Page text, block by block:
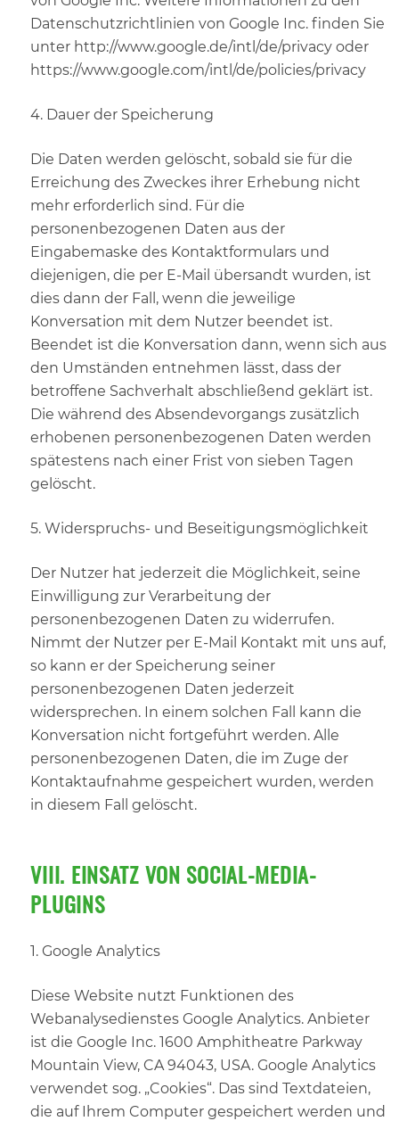
Datenschutzrichtlinien von Google Inc. finden Sie
unter http://www.google.de/intl/de/privacy oder
https://www.google.com/intl/de/policies/privacy
4. Dauer der Speicherung
Die Daten werden gelöscht, sobald sie für die
Erreichung des Zweckes ihrer Erhebung nicht
mehr erforderlich sind. Für die
personenbezogenen Daten aus der
Eingabemaske des Kontaktformulars und
diejenigen, die per E-Mail übersandt wurden, ist
dies dann der Fall, wenn die jeweilige
Konversation mit dem Nutzer beendet ist.
Beendet ist die Konversation dann, wenn sich aus
den Umständen entnehmen lässt, dass der
betroffene Sachverhalt abschließend geklärt ist.
Die während des Absendevorgangs zusätzlich
erhobenen personenbezogenen Daten werden
spätestens nach einer Frist von sieben Tagen
gelöscht.
5. Widerspruchs- und Beseitigungsmöglichkeit
Der Nutzer hat jederzeit die Möglichkeit, seine
Einwilligung zur Verarbeitung der
personenbezogenen Daten zu widerrufen.
Nimmt der Nutzer per E-Mail Kontakt mit uns auf,
so kann er der Speicherung seiner
personenbezogenen Daten jederzeit
widersprechen. In einem solchen Fall kann die
Konversation nicht fortgeführt werden. Alle
personenbezogenen Daten, die im Zuge der
Kontaktaufnahme gespeichert wurden, werden
in diesem Fall gelöscht.
VIII. EINSATZ VON SOCIAL-MEDIA-
PLUGINS
1. Google Analytics
Diese Website nutzt Funktionen des
Webanalysedienstes Google Analytics. Anbieter
ist die Google Inc. 1600 Amphitheatre Parkway
Mountain View, CA 94043, USA. Google Analytics
verwendet sog. „Cookies“. Das sind Textdateien,
die auf Ihrem Computer gespeichert werden und